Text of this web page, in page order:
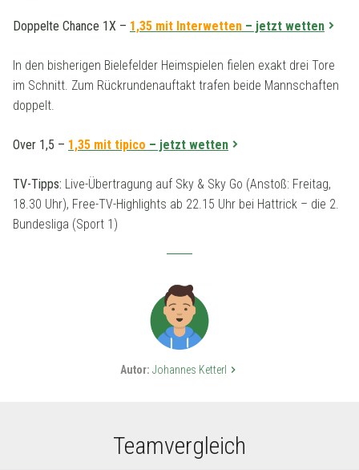
Doppelte Chance 1X – 1,35 mit Interwetten – jetzt wetten
In den bisherigen Bielefelder Heimspielen fielen exakt drei Tore
im Schnitt. Zum Rückrundenauftakt trafen beide Mannschaften
doppelt.
Over 1,5 – 1,35 mit tipico – jetzt wetten
TV-Tipps: Live-Übertragung auf Sky & Sky Go (Anstoß: Freitag,
18.30 Uhr), Free-TV-Highlights ab 22.15 Uhr bei Hattrick – die 2.
Bundesliga (Sport 1)
Autor: Johannes Ketterl keyboard_arrow_right
Teamvergleich